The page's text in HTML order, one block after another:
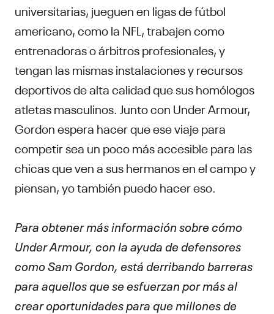
universitarias, jueguen en ligas de fútbol
americano, como la NFL, trabajen como
entrenadoras o árbitros profesionales, y
tengan las mismas instalaciones y recursos
deportivos de alta calidad que sus homólogos
atletas masculinos. Junto con Under Armour,
Gordon espera hacer que ese viaje para
competir sea un poco más accesible para las
chicas que ven a sus hermanos en el campo y
piensan, yo también puedo hacer eso.
Para obtener más información sobre cómo
Under Armour, con la ayuda de defensores
como Sam Gordon, está derribando barreras
para aquellos que se esfuerzan por más al
crear oportunidades para que millones de